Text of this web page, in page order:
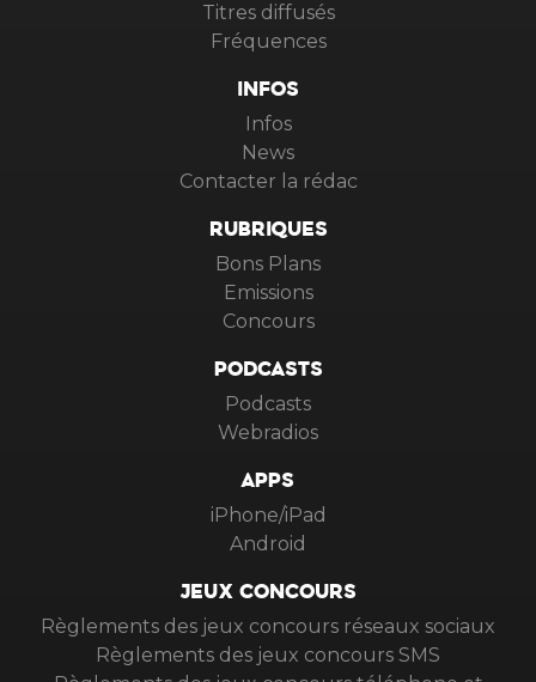
Titres diffusés
Fréquences
INFOS
Infos
News
Contacter la rédac
RUBRIQUES
Bons Plans
Emissions
Concours
PODCASTS
Podcasts
Webradios
APPS
iPhone/iPad
Android
JEUX CONCOURS
Règlements des jeux concours réseaux sociaux
Règlements des jeux concours SMS